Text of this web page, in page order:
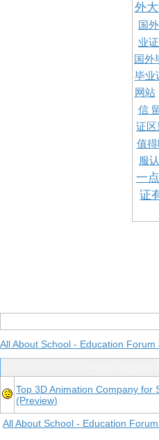
外
国
业
国外
毕业
网站
信
证区
值
服
一点
证
All About School - Education Forum
Top 3D Animation Company for
(Preview)
All About School - Education